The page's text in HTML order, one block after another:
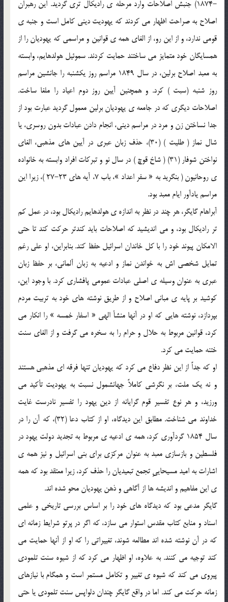
-1874) جنبش اصلاحات وارد مرحله ي راديكال تري گرديد. اين رهبران
اصلاح به صراحت اظهار مي كردند كه يهوديت ديني كامل است و جنبه ي
قومي ندارد، و از اين رو، از الغاي همه ي قوانين و مراسمي كه يهوديان را از
همسايگان خود متمايز مي ساختند حمايت كردند. سموئيل هولدهايم، وابسته
به معبد اصلاح برلين، در سال 1849 مراسم روز يكشنبه را جانشين مراسم
روز شنبه (سبت ) كرد. و همچنين آيين روز دوم اعياد را ملغا ساخت.
اصلاحات ديگري كه در جامعه ي يهوديان برلين معمول گرديد عبارت بود از
جدا نساختن زن و مرد در مراسم ديني، انجام دادن عبادات بدون روسري، يا
شال نماز ( طليت ) (30)، حذف زبان عبري در آيين هاي مذهبي، الغاي
نواختن شوفار (31) ( شاخ قوچ ) در سال نو و تبركات افراد وابسته به خانواده
ي روحانيون ( بنگريد به « سفر اعداد »، باب 7، آيه هاي 23-27 )، زيرا اين
مراسم يادآور ايام معبد بود.
آبراهام گايگر، هر چند در نظر به اندازه ي هولدهايم راديكال بود، در عمل كم
تر راديكال بود، و مي انديشيد كه اصلاحات بايد كندتر حركت كند تا حتي
الامكان پيوند خود را با كل خاندان اسرائيل حفظ كند. بنابراين، او علي رغم
تمايل شخصي اش به خواندن نماز و ادعيه به زبان آلماني، بر حفظ زبان
عبري به عنوان وسيله ي اصلي عبادات عمومي پافشاري كرد. با وجود اين،
كوشيد بر پايه ي مباني اصلاح و از طريق نوشته هاي خود به تربيت مردم
بپردازد، نوشته هايي كه او در آنها منشأ الهي « اسفار خمسه » را انكار مي
كرد، قوانين مربوط به حلال و حرام را به سخره مي گرفت و از الغاي سنت
ختنه حمايت مي كرد.
او كه جداً از اين نظر دفاع مي كرد كه يهوديان تنها فرقه اي مذهبي هستند
و نه يك ملت، بر نگرشي كاملاً جهانشمول نسبت به يهوديت تأكيد مي
ورزيد، و هر نوع تفسير قوم گرايانه از دين يهود را تفسير نادرست غايت
خداوند مي شناخت. مطابق اين ديدگاه، او از كتاب دعا (32)، كه آن را در
سال 1854 گردآوري كرد، همه ي ادعيه ي مربوط به تجديد دولت يهود در
فلسطين و بازسازي معبد به عنوان مركزي براي بني اسرائيل و نيز همه ي
اشارات به اميد مسيحاييِ تجمع تبعيديان را حذف كرد، زيرا معتقد بود كه همه
ي اين مفاهيم و انديشه ها از آگاهي و ذهن يهوديان محو شده اند.
گايگر مدعي بود كه ديدگاه هاي خود را بر اساس بررسي تاريخي و علمي
اسناد و منابع كتاب مقدس استوار مي سازد، كه اگر در پرتو شرايط زمانه اي
كه در آن نوشته شده اند مطالعه شوند، تغييراتي را كه او از آنها حمايت مي
كند توجيه مي كنند. به علاوه، او اظهار مي كرد كه از شيوه سنت تلمودي
پيروي مي كند كه شيوه ي تغيير و تكامل مستمر است و همگام با نيازهاي
زمانه حركت مي كند. اما در واقع گايگر چندان دلواپس سنت تلمودي يا حتي